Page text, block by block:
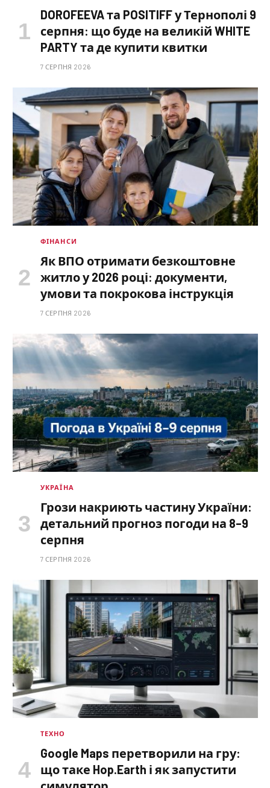
DOROFEEVA та POSITIFF у Тернополі 9
серпня: що буде на великій WHITE
PARTY та де купити квитки
7 СЕРПНЯ 2026
ФІНАНСИ
Як ВПО отримати безкоштовне
житло у 2026 році: документи,
умови та покрокова інструкція
7 СЕРПНЯ 2026
УКРАЇНА
Грози накриють частину України:
детальний прогноз погоди на 8–9
серпня
7 СЕРПНЯ 2026
ТЕХНО
Google Maps перетворили на гру:
що таке Hop.Earth і як запустити